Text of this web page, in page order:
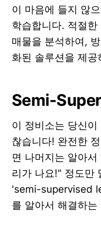
이 마음에 들지 않
학습합니다. 적절
매물을 분석하여,
화된 솔루션을 제공
Semi-
이 정비소는 당신
찮습니다! 완전한
면 나머지는 알아
리가 나요!" 정도만
'semi-supervised
를 알아서 해결하는